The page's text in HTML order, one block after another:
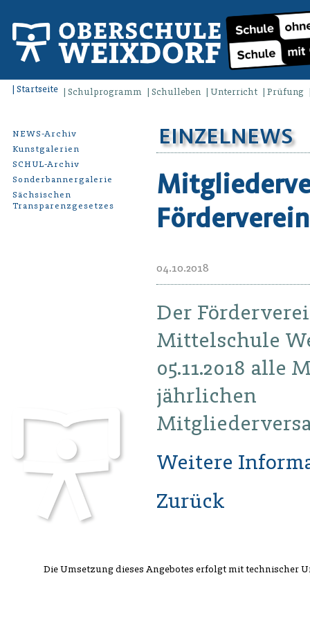
Startseite Schulprogramm Schulleben Unterricht Prüfung
EINZELNEWS
04.10.2018
Der
Mittelschule
05.11.2018 alle
jährlichen
Weitere
Zurück
NEWS-Archiv
Kunstgalerien
SCHUL-Archiv
Sonderbannergalerie
Sächsischen
Transparenzgesetzes
Die Umsetzung dieses Angebotes erfolgt mit technischer